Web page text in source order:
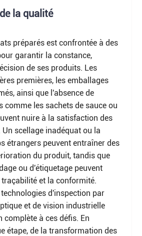
la qualité
préparés est confrontée à des
garantir la constance,
de ses produits. Les
premières, les emballages
ainsi que l'absence de
comme les sachets de sauce ou
nuire à la satisfaction des
scellage inadéquat ou la
étrangers peuvent entraîner des
du produit, tandis que
ou d'étiquetage peuvent
et la conformité.
d'inspection par
et de vision industrielle
complète à ces défis. En
étape, de la transformation des